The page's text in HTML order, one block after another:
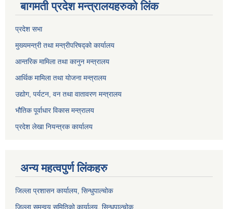
बागमती प्रदेश मन्त्रालयहरुको लिंक
प्रदेश सभा
मुख्यमन्त्री तथा मन्त्रीपरिषद्को कार्यालय
आन्तरिक मामिला तथा कानुन मन्त्रालय
आर्थिक मामिला तथा योजना मन्त्रालय
उद्योग, पर्यटन, वन तथा वातावरण मन्त्रालय
भौतिक पूर्वाधार विकास मन्त्रालय
प्रदेश लेखा नियन्त्रक कार्यालय
अन्य महत्वपुर्ण लिंकहरु
जिल्ला प्रशासन कार्यालय, सिन्धुपाल्चोक
जिल्ला समन्वय समितिको कार्यालय, सिन्धुपाल्चोक